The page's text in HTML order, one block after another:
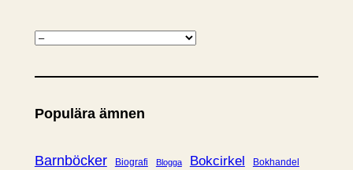
K
t
g
r
Populära ämnen
Barnböcker Biografi Blogga Bokcirkel Bokhandel